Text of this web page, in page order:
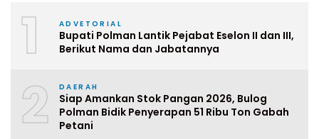
1 ADVETORIAL
Bupati Polman Lantik Pejabat Eselon II dan III,
Berikut Nama dan Jabatannya
2 DAERAH
Siap Amankan Stok Pangan 2026, Bulog
Polman Bidik Penyerapan 51 Ribu Ton Gabah
Petani